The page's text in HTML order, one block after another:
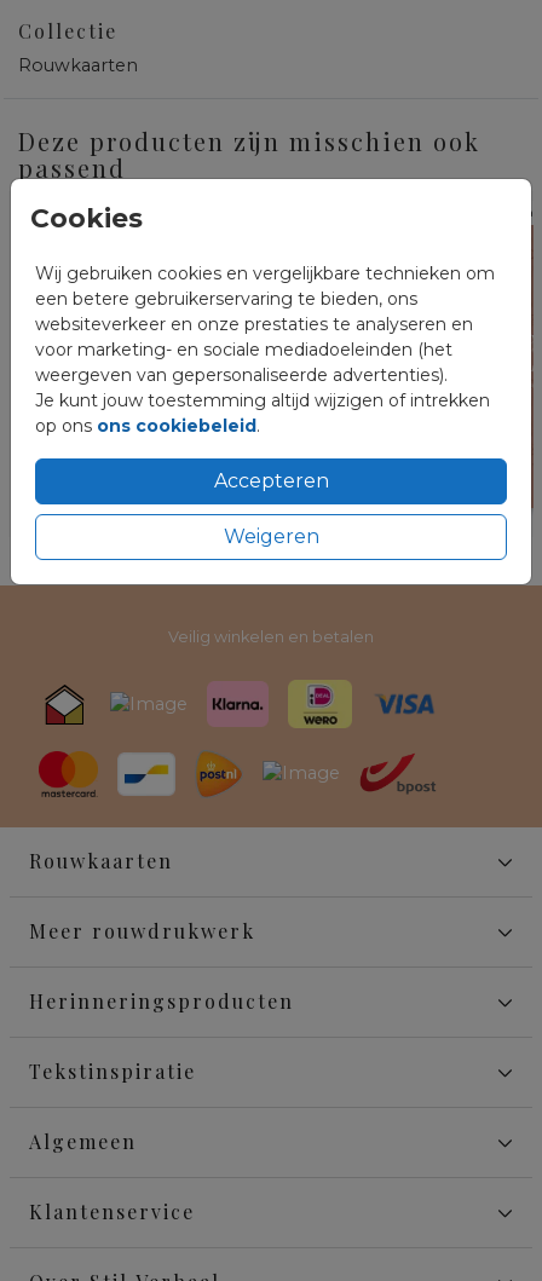
Cookies
Wij gebruiken cookies en vergelijkbare technieken om
een betere gebruikerservaring te bieden, ons
websiteverkeer en onze prestaties te analyseren en
voor marketing- en sociale mediadoeleinden (het
weergeven van gepersonaliseerde advertenties).
Je kunt jouw toestemming altijd wijzigen of intrekken
op ons ons cookiebeleid.
Accepteren
Weigeren
Collectie
Rouwkaarten
Deze producten zijn misschien ook
passend
Veilig winkelen en betalen
Rouwkaarten
Meer rouwdrukwerk
Herinneringsproducten
Tekstinspiratie
Algemeen
Klantenservice